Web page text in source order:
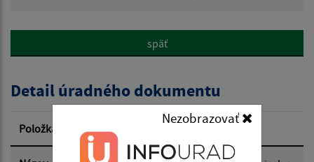
Nezobrazovať
Popis:
Dátum zverejnenia od:
Dátum zverejnenia do:
späť
Detail úradného dokumentu
Položka Informácia